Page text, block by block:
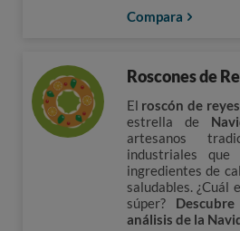
Compara
Roscones de
El roscón de reyes
estrella de
artesanos
industriales
ingredientes de
saludables. ¿Cuál
súper?Descubre
análisis de la